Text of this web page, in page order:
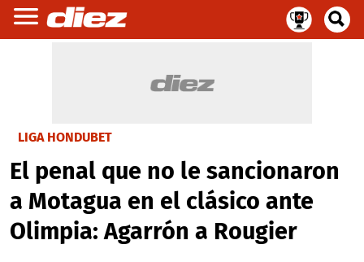
LIGA HONDUBET
El penal que no le sancionaron
a Motagua en el clásico ante
Olimpia: Agarrón a Rougier